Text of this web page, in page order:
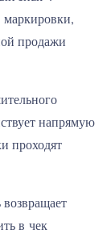
маркировки,
продажи
напрямую
проходят
в чек